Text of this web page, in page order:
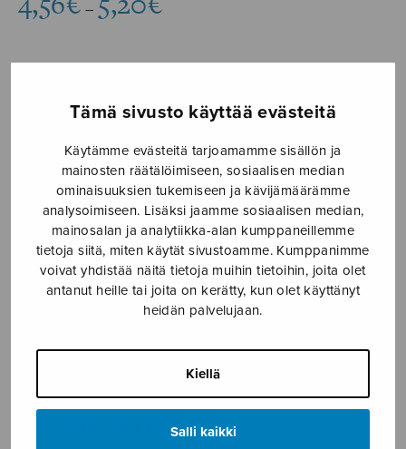
Tämä sivusto käyttää evästeitä
Käytämme evästeitä tarjoamamme sisällön ja
mainosten räätälöimiseen, sosiaalisen median
ominaisuuksien tukemiseen ja kävijämäärämme
analysoimiseen. Lisäksi jaamme sosiaalisen median,
mainosalan ja analytiikka-alan kumppaneillemme
tietoja siitä, miten käytät sivustoamme. Kumppanimme
voivat yhdistää näitä tietoja muihin tietoihin, joita olet
antanut heille tai joita on kerätty, kun olet käyttänyt
heidän palvelujaan.
Kiellä
Salli kaikki
–
LISÄÄ
OSTOSKORIIN
Tuotetunnus (SKU): 2799
Rakkaudella ja intohimolla Slavonic Tractorille.
ISMN 979-0-55013-799-8